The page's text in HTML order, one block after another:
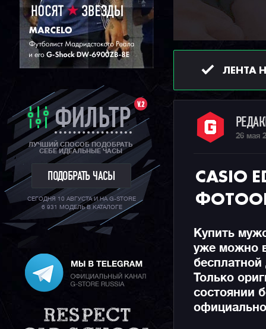
V.2
ФИЛЬТР
ЛУЧШИЙ СПОСОБ ПОДОБРАТЬ
СЕБЕ ИДЕАЛЬНЫЕ ЧАСЫ
ПОДОБРАТЬ ЧАСЫ
СЕГОДНЯ 10 АВГУСТА И НА G-STORE
6 931 МОДЕЛЬ В КАТАЛОГЕ
ЛЕНТА
26 мая
CASIO
Купить
уже можно
Только
состоянии